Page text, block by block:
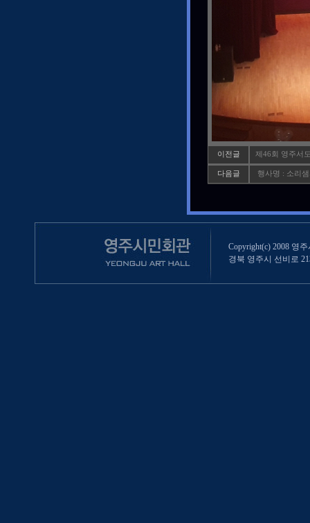
이전글 제46회 영주서
다음글 행사명 : 소리
Copyright(c) 2008 영
경북 영주시 선비로